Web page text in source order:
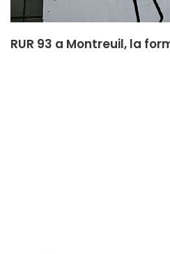
RUR 93 a Montreuil, la